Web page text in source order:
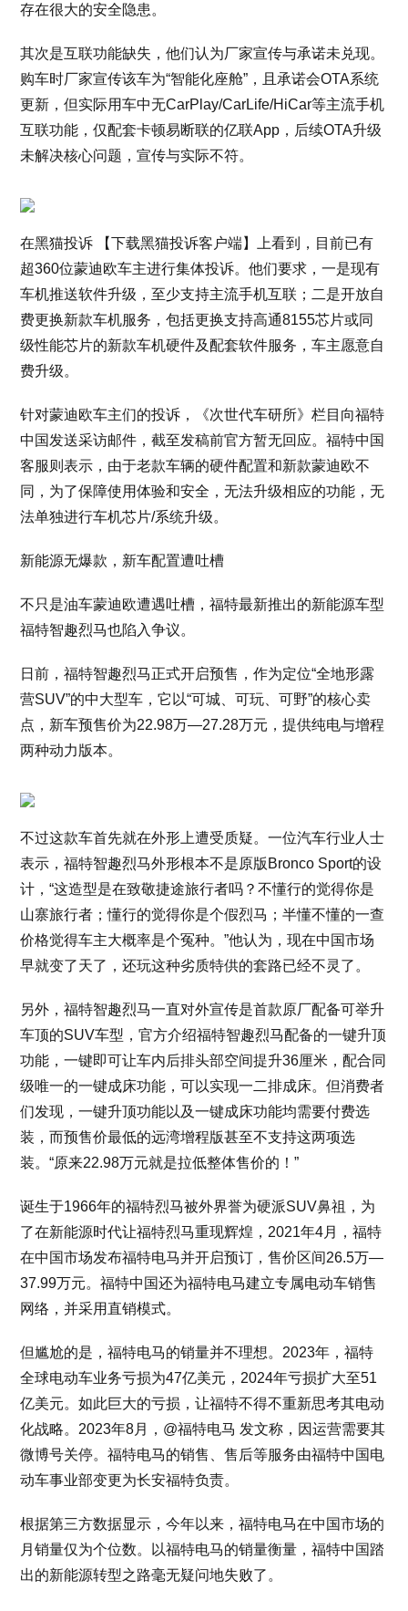
存在很大的安全隐患。
其次是互联功能缺失，他们认为厂家宣传与承诺未兑现。
购车时厂家宣传该车为“智能化座舱”，且承诺会OTA系统
更新，但实际用车中无CarPlay/CarLife/HiCar等主流手机
互联功能，仅配套卡顿易断联的亿联App，后续OTA升级
未解决核心问题，宣传与实际不符。
在黑猫投诉 【下载黑猫投诉客户端】上看到，目前已有
超360位蒙迪欧车主进行集体投诉。他们要求，一是现有
车机推送软件升级，至少支持主流手机互联；二是开放自
费更换新款车机服务，包括更换支持高通8155芯片或同
级性能芯片的新款车机硬件及配套软件服务，车主愿意自
费升级。
针对蒙迪欧车主们的投诉，《次世代车研所》栏目向福特
中国发送采访邮件，截至发稿前官方暂无回应。福特中国
客服则表示，由于老款车辆的硬件配置和新款蒙迪欧不
同，为了保障使用体验和安全，无法升级相应的功能，无
法单独进行车机芯片/系统升级。
新能源无爆款，新车配置遭吐槽
不只是油车蒙迪欧遭遇吐槽，福特最新推出的新能源车型
福特智趣烈马也陷入争议。
日前，福特智趣烈马正式开启预售，作为定位“全地形露
营SUV”的中大型车，它以“可城、可玩、可野”的核心卖
点，新车预售价为22.98万—27.28万元，提供纯电与增程
两种动力版本。
不过这款车首先就在外形上遭受质疑。一位汽车行业人士
表示，福特智趣烈马外形根本不是原版Bronco Sport的设
计，“这造型是在致敬捷途旅行者吗？不懂行的觉得你是
山寨旅行者；懂行的觉得你是个假烈马；半懂不懂的一查
价格觉得车主大概率是个冤种。”他认为，现在中国市场
早就变了天了，还玩这种劣质特供的套路已经不灵了。
另外，福特智趣烈马一直对外宣传是首款原厂配备可举升
车顶的SUV车型，官方介绍福特智趣烈马配备的一键升顶
功能，一键即可让车内后排头部空间提升36厘米，配合同
级唯一的一键成床功能，可以实现一二排成床。但消费者
们发现，一键升顶功能以及一键成床功能均需要付费选
装，而预售价最低的远湾增程版甚至不支持这两项选
装。“原来22.98万元就是拉低整体售价的！”
诞生于1966年的福特烈马被外界誉为硬派SUV鼻祖，为
了在新能源时代让福特烈马重现辉煌，2021年4月，福特
在中国市场发布福特电马并开启预订，售价区间26.5万—
37.99万元。福特中国还为福特电马建立专属电动车销售
网络，并采用直销模式。
但尴尬的是，福特电马的销量并不理想。2023年，福特
全球电动车业务亏损为47亿美元，2024年亏损扩大至51
亿美元。如此巨大的亏损，让福特不得不重新思考其电动
化战略。2023年8月，@福特电马 发文称，因运营需要其
微博号关停。福特电马的销售、售后等服务由福特中国电
动车事业部变更为长安福特负责。
根据第三方数据显示，今年以来，福特电马在中国市场的
月销量仅为个位数。以福特电马的销量衡量，福特中国踏
出的新能源转型之路毫无疑问地失败了。